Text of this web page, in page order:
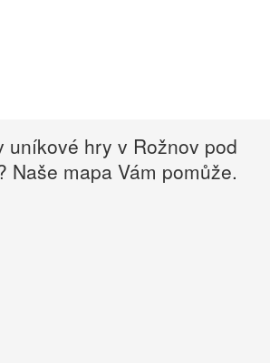
uníkové hry v Rožnov pod
Naše mapa Vám pomůže.